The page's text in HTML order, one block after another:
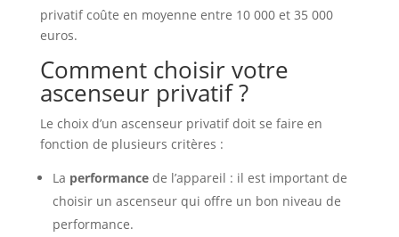
privatif coûte en moyenne entre 10 000 et 35 000
euros.
Comment choisir votre
ascenseur privatif ?
Le choix d’un ascenseur privatif doit se faire en
fonction de plusieurs critères :
La performancede l’appareil : il est important de
choisir un ascenseur qui offre un bon niveau de
performance.